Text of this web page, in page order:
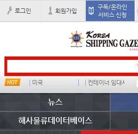
로그인 회원가입
구독/온라인
서비스 신청
미국 컨테이너 임대사
뉴스
해사물류데이터베이스